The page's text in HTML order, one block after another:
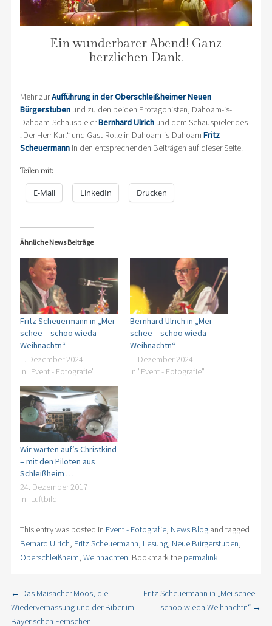
Ein wunderbarer Abend! Ganz
herzlichen Dank.
Mehr zurAufführung in der Oberschleißheimer Neuen
Bürgerstubenund zu den beiden Protagonisten, Dahoam-is-
Dahoam-SchauspielerBernhard Ulrichund dem Schauspieler des
„Der Herr Karl“ und Gast-Rolle in Dahoam-is-Dahoam Fritz
Scheuermannin den entsprechenden Beiträgen auf dieser Seite.
Teilen mit:
E-Mail LinkedIn Drucken
Ähnliche News Beiträge
Fritz Scheuermann in „Mei
schee – schoo wieda
Weihnachtn“
1. Dezember 2024
In "Event - Fotografie"
Bernhard Ulrich in „Mei
schee – schoo wieda
Weihnachtn“
1. Dezember 2024
In "Event - Fotografie"
Wir warten auf’s Christkind
– mit den Piloten aus
Schleißheim …
24. Dezember 2017
In "Luftbild"
This entry was posted in Event - Fotografie, News Blogand tagged
Berhard Ulrich, Fritz Scheuermann, Lesung, Neue Bürgerstuben,
Oberschleißheim, Weihnachten. Bookmark the permalink.
Post navigation
← Das Maisacher Moos, die
Wiedervernässung und der Biber im
Bayerischen Fernsehen
Fritz Scheuermann in „Mei schee –
schoo wieda Weihnachtn“ →